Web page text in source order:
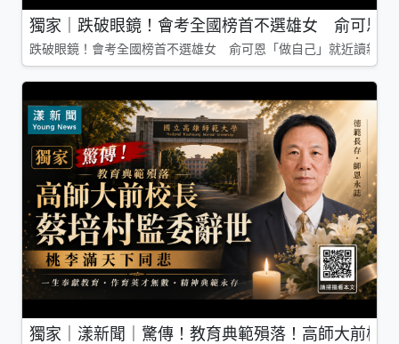
獨家｜跌破眼鏡！會考全國榜首不選雄女 俞可恩
跌破眼鏡！會考全國榜首不選雄女 俞可恩「做自己」就近讀新莊
獨家｜漾新聞｜驚傳！教育典範殞落！高師大前校